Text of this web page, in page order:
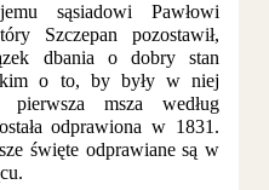
sąsiadowi Pawłowi
Szczepan pozostawił,
dbania o dobry stan
o to, by były w niej
msza według
odprawiona w 1831.
święte odprawiane są w